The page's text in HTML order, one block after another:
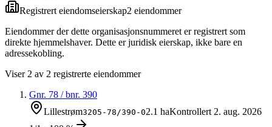
Registrert eiendomseierskap2 eiendommer
Eiendommer der dette organisasjonsnummeret er registrert som
direkte hjemmelshaver. Dette er juridisk eierskap, ikke bare en
adressekobling.
Viser2 av 2 registrerte eiendommer
Gnr. 78 / bnr. 390
Lillestrøm3205-78/390-02.1 haKontrollert2. aug. 2026